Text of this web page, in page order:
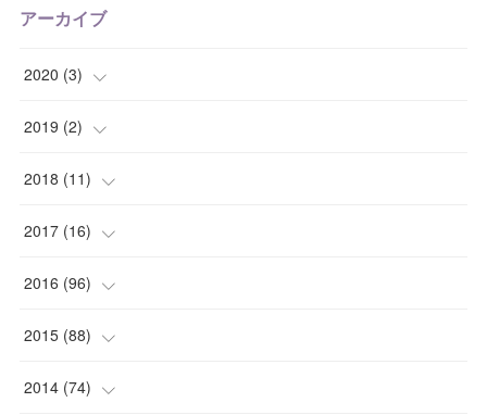
アーカイブ
2020 (3)
(1
( 1)
(1)
2019 (2)
( 1)
(1)
2018 (11)
(2)
(1)
(1)
(1)
2017 (16)
(1)
(2)
(1)
2016 (96)
(2)
(5)
2015 (88)
(4)
2014 (74)